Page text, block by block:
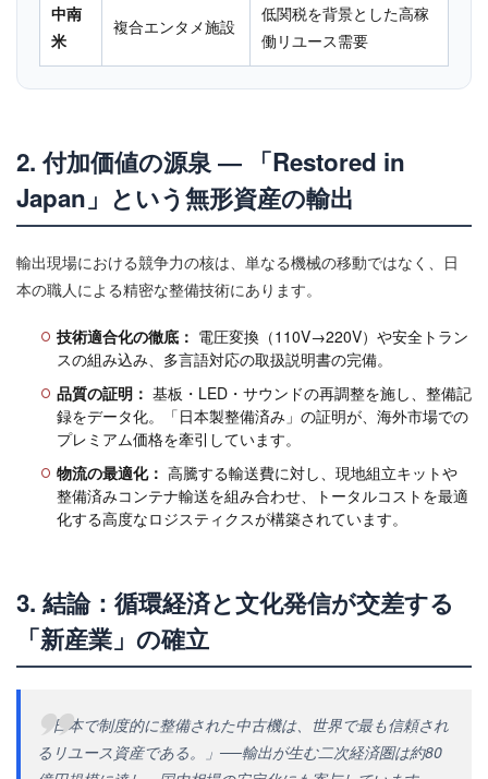
中南
米
複合エンタメ施設
低関税を背景とした高稼
働リユース需要
2. 付加価値の源泉 ― 「Restored in
Japan」という無形資産の輸出
輸出現場における競争力の核は、単なる機械の移動ではなく、日
本の職人による精密な整備技術にあります。
技術適合化の徹底： 電圧変換（110V→220V）や安全トラン
スの組み込み、多言語対応の取扱説明書の完備。
品質の証明： 基板・LED・サウンドの再調整を施し、整備記
録をデータ化。「日本製整備済み」の証明が、海外市場での
プレミアム価格を牽引しています。
物流の最適化： 高騰する輸送費に対し、現地組立キットや
整備済みコンテナ輸送を組み合わせ、トータルコストを最適
化する高度なロジスティクスが構築されています。
3. 結論：循環経済と文化発信が交差する
「新産業」の確立
「日本で制度的に整備された中古機は、世界で最も信頼され
るリユース資産である。」──輸出が生む二次経済圏は約80